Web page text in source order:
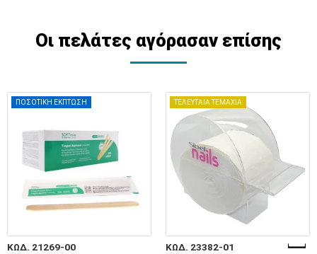
Οι πελάτες αγόρασαν επίσης
ΠΟΣΟΤΙΚΗ ΕΚΠΤΩΣΗ
ΚΩΔ. 21269-00
ΤΕΛΕΥΤΑΙΑ ΤΕΜΑΧΙΑ
ΚΩΔ. 23382-01